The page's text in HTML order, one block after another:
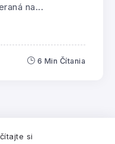
na...
6 Min Čítania
Digitálna a
si